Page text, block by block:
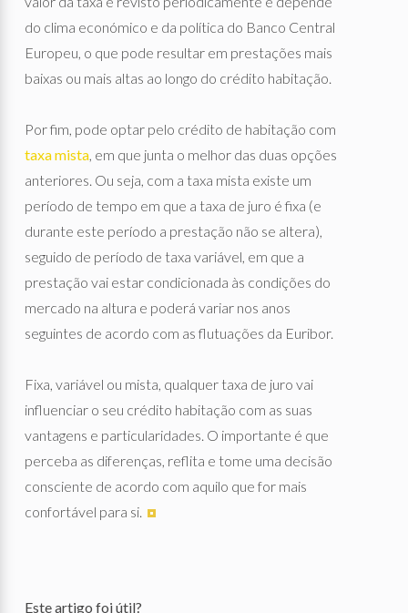
do clima económico e da política do Banco Central
Europeu, o que pode resultar em prestações mais
baixas ou mais altas ao longo do crédito habitação.
Por fim, pode optar pelo crédito de habitação com
taxa mista, em que junta o melhor das duas opções
anteriores. Ou seja, com a taxa mista existe um
período de tempo em que a taxa de juro é fixa (e
durante este período a prestação não se altera),
seguido de período de taxa variável, em que a
prestação vai estar condicionada às condições do
mercado na altura e poderá variar nos anos
seguintes de acordo com as flutuações da Euribor.
Fixa, variável ou mista, qualquer taxa de juro vai
influenciar o seu crédito habitação com as suas
vantagens e particularidades. O importante é que
perceba as diferenças, reflita e tome uma decisão
consciente de acordo com aquilo que for mais
confortável para si.
Este artigo foi útil?